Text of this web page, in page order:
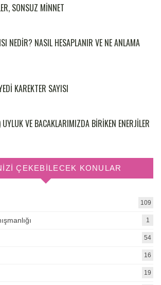
SONSUZ MINNET
NEDIR? NASIL HESAPLANIR VE NE ANLAMA
KAREKTER SAYISI
VE BACAKLARIMIZDA BIRIKEN ENERJILER
ÇEKEBILECEK KONULAR
109
1
54
16
19